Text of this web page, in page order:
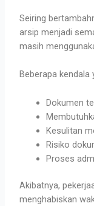
Seiring
arsip menjadi
masih
Beberapa kendala
Dokumen
Kesulitan
Risiko
Proses
Akibatnya,
menghabiskan